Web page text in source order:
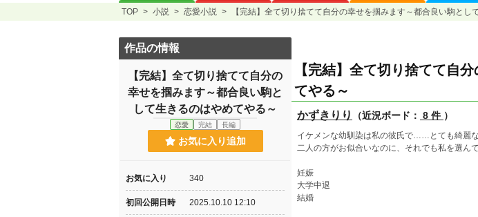
TOP > 小説 > 恋愛小説 > 【完結】全て切り捨てて自分の幸せを掴みます～都合良い駒とし
【完結】全て切り捨てて自
てやる～
かずきりり （近況ボード： 8 件 ）
イケメンな幼馴染は私の彼氏で……とても綺麗な
二人の方がお似合いなのに、それでも私を選んで
妊娠
大学中退
結婚
作品の情報
【完結】全て切り捨てて自分の
幸せを掴みます～都合良い駒と
して生きるのはやめてやる～
恋愛 完結 長編
お気に入り追加
お気に入り 340
初回公開日時 2025.10.10 12:10